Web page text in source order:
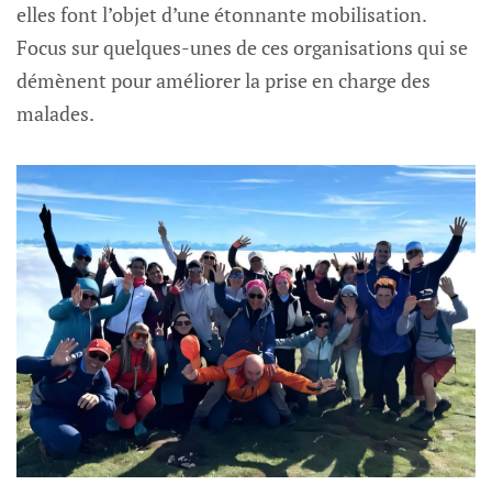
elles font l’objet d’une étonnante mobilisation.
Focus sur quelques-unes de ces organisations qui se
démènent pour améliorer la prise en charge des
malades.